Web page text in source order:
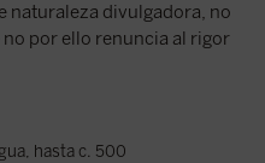
naturaleza divulgadora, no
por ello renuncia al rigor
hasta c. 500